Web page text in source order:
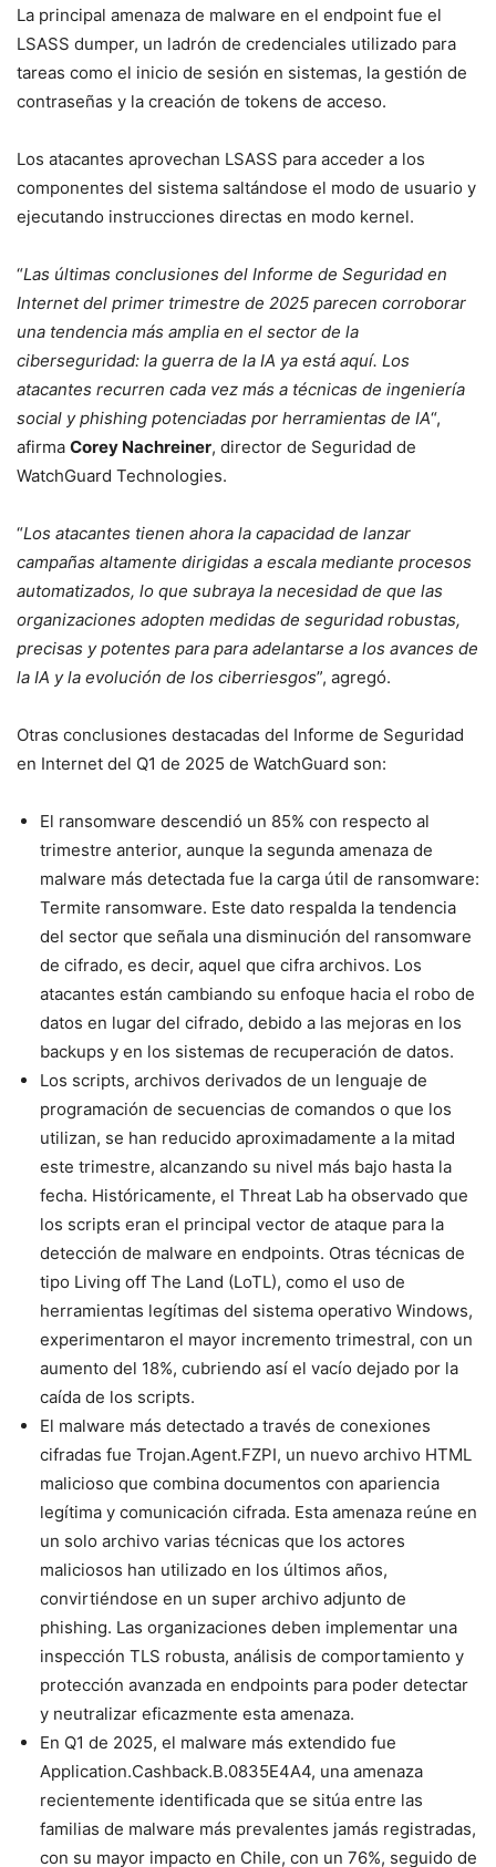
La principal amenaza de malware en el endpoint fue el
LSASS dumper, un ladrón de credenciales utilizado para
tareas como el inicio de sesión en sistemas, la gestión de
contraseñas y la creación de tokens de acceso.
Los atacantes aprovechan LSASS para acceder a los
componentes del sistema saltándose el modo de usuario y
ejecutando instrucciones directas en modo kernel.
“Las últimas conclusiones del Informe de Seguridad en
Internet del primer trimestre de 2025 parecen corroborar
una tendencia más amplia en el sector de la
ciberseguridad: la guerra de la IA ya está aquí. Los
atacantes recurren cada vez más a técnicas de ingeniería
social y phishing potenciadas por herramientas de IA“,
afirma Corey Nachreiner, director de Seguridad de
WatchGuard Technologies.
“Los atacantes tienen ahora la capacidad de lanzar
campañas altamente dirigidas a escala mediante procesos
automatizados, lo que subraya la necesidad de que las
organizaciones adopten medidas de seguridad robustas,
precisas y potentes para para adelantarse a los avances de
la IA y la evolución de los ciberriesgos”, agregó.
Otras conclusiones destacadas del Informe de Seguridad
en Internet del Q1 de 2025 de WatchGuard son:
El ransomware descendió un 85% con respecto al
trimestre anterior, aunque la segunda amenaza de
malware más detectada fue la carga útil de ransomware:
Termite ransomware. Este dato respalda la tendencia
del sector que señala una disminución del ransomware
de cifrado, es decir, aquel que cifra archivos. Los
atacantes están cambiando su enfoque hacia el robo de
datos en lugar del cifrado, debido a las mejoras en los
backups y en los sistemas de recuperación de datos.
Los scripts, archivos derivados de un lenguaje de
programación de secuencias de comandos o que los
utilizan, se han reducido aproximadamente a la mitad
este trimestre, alcanzando su nivel más bajo hasta la
fecha. Históricamente, el Threat Lab ha observado que
los scripts eran el principal vector de ataque para la
detección de malware en endpoints. Otras técnicas de
tipo Living off The Land (LoTL), como el uso de
herramientas legítimas del sistema operativo Windows,
experimentaron el mayor incremento trimestral, con un
aumento del 18%, cubriendo así el vacío dejado por la
caída de los scripts.
El malware más detectado a través de conexiones
cifradas fue Trojan.Agent.FZPI, un nuevo archivo HTML
malicioso que combina documentos con apariencia
legítima y comunicación cifrada. Esta amenaza reúne en
un solo archivo varias técnicas que los actores
maliciosos han utilizado en los últimos años,
convirtiéndose en un super archivo adjunto de
phishing. Las organizaciones deben implementar una
inspección TLS robusta, análisis de comportamiento y
protección avanzada en endpoints para poder detectar
y neutralizar eficazmente esta amenaza.
En Q1 de 2025, el malware más extendido fue
Application.Cashback.B.0835E4A4, una amenaza
recientemente identificada que se sitúa entre las
familias de malware más prevalentes jamás registradas,
con su mayor impacto en Chile, con un 76%, seguido de